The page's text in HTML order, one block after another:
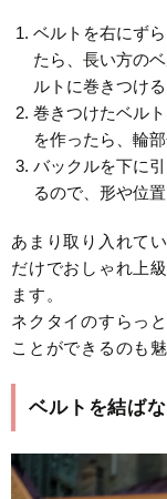
ベルトを右にず
たら、長い方の
ルトに巻きつける
巻きつけたベル
を作ったら、輪
バックルを下に
るので、形や位
あまり取り入れて
だけでおしゃれ上
ます。
ネクタイのすらっ
ことができるのも魅
ベルトを結ば